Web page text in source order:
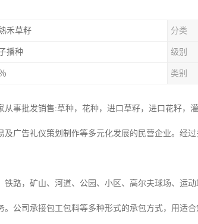
禾草籽 分类
播种 级别
类别
从事批发销售:草种，花种，进口草籽，进口花籽，
及广告礼仪策划制作等多元化发展的民营企业。经
铁路，矿山、河道、公园、小区、高尔夫球场、运
。公司承接包工包料等多种形式的承包方式，用适